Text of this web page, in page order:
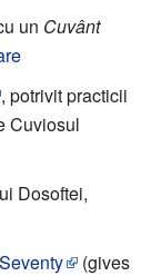
un Cuvânt
, potrivit practicii
Cuviosul
Dosoftei,
(gives